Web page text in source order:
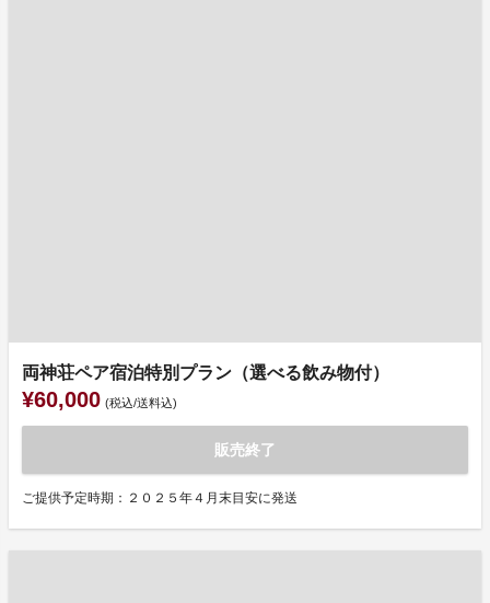
両神荘ペア宿泊特別プラン（選べる飲み物付）
¥60,000 (税込/送料込)
販売終了
ご提供予定時期：２０２５年４月末目安に発送